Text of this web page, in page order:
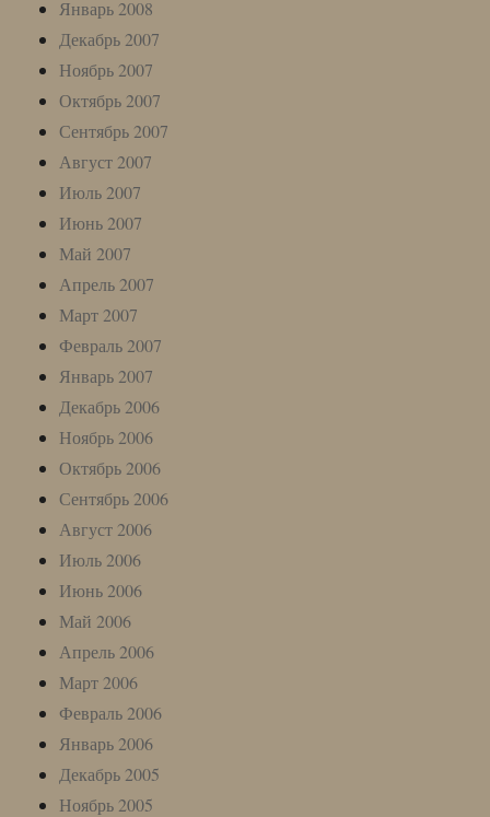
Январь 2008
Декабрь 2007
Ноябрь 2007
Октябрь 2007
Сентябрь 2007
Август 2007
Июль 2007
Июнь 2007
Май 2007
Апрель 2007
Март 2007
Февраль 2007
Январь 2007
Декабрь 2006
Ноябрь 2006
Октябрь 2006
Сентябрь 2006
Август 2006
Июль 2006
Июнь 2006
Май 2006
Апрель 2006
Март 2006
Февраль 2006
Январь 2006
Декабрь 2005
Ноябрь 2005